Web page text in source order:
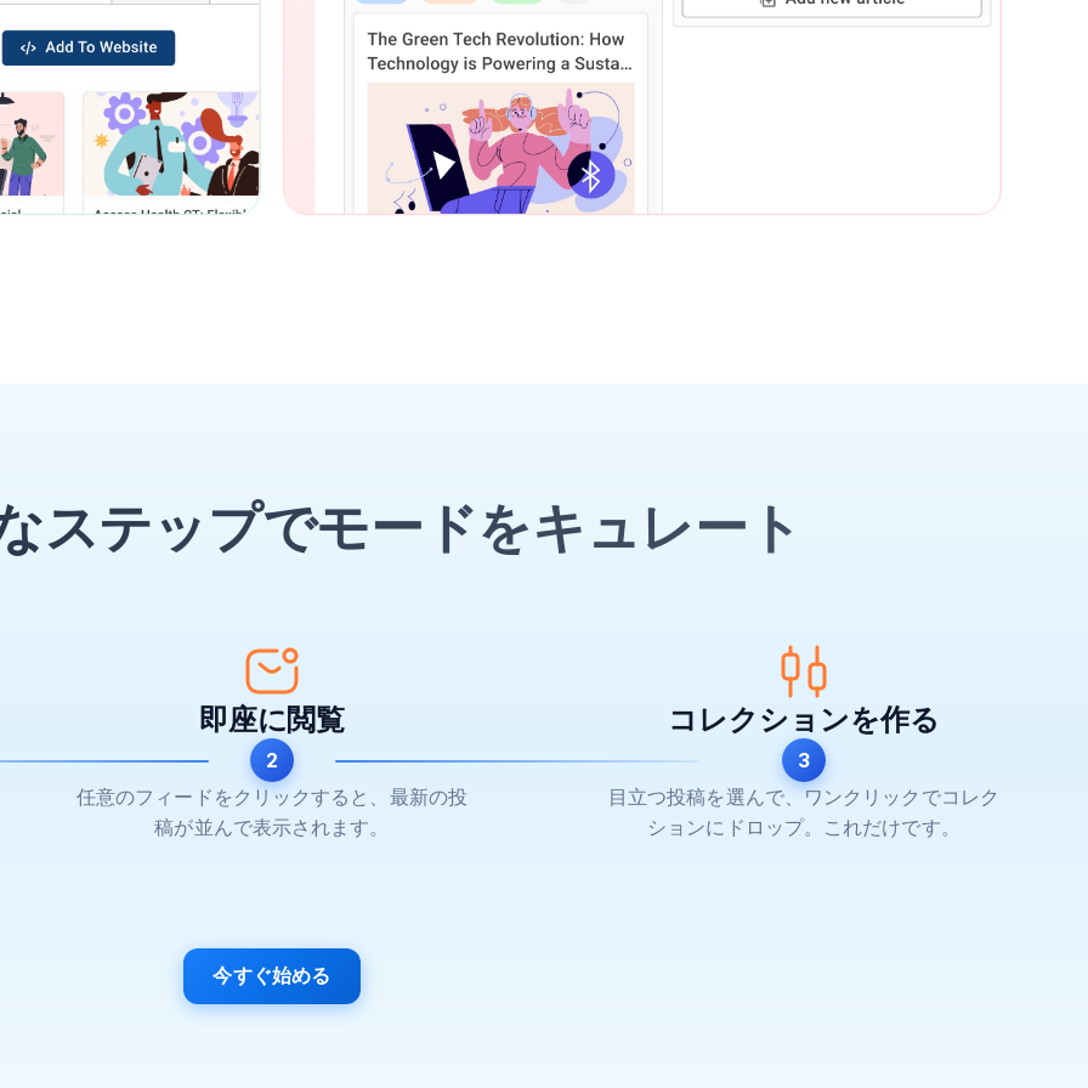
ステップでモードをキュレート
即座に閲覧
2
任意のフィードをクリックすると、最新の投
稿が並んで表示されます。
コレクションを作る
3
目立つ投稿を選んで、ワンクリックでコレク
ションにドロップ。これだけです。
今すぐ始める